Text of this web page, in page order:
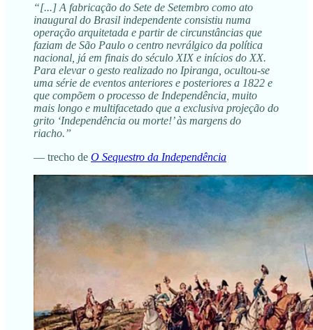
“[...] A fabricação do Sete de Setembro como ato
inaugural do Brasil independente consistiu numa
operação arquitetada e partir de circunstâncias que
faziam de São Paulo o centro nevrálgico da política
nacional, já em finais do século XIX e inícios do XX.
Para elevar o gesto realizado no Ipiranga, ocultou-se
uma série de eventos anteriores e posteriores a 1822 e
que compõem o processo de Independência, muito
mais longo e multifacetado que a exclusiva projeção do
grito ‘Independência ou morte!’ às margens do
riacho.”
— trecho de O Sequestro da Independência